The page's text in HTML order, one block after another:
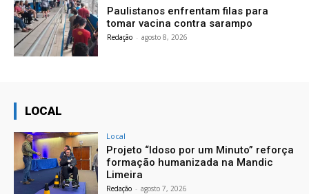
Paulistanos enfrentam filas para
tomar vacina contra sarampo
Redação - agosto 8, 2026
LOCAL
Local
Projeto “Idoso por um Minuto” reforça
formação humanizada na Mandic
Limeira
Redação - agosto 7, 2026